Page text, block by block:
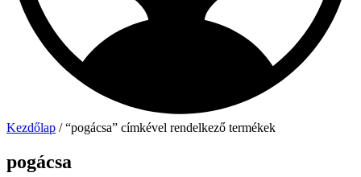
Kezdőlap / “pogácsa” címkével rendelkező termékek
pogácsa